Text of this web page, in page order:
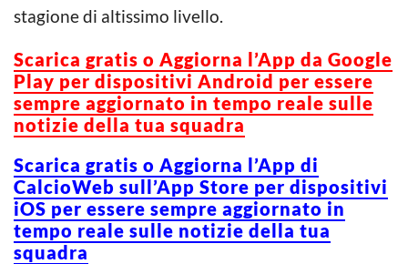
stagione di altissimo livello.
Scarica gratis o Aggiorna l’App da Google
Play per dispositivi Android per essere
sempre aggiornato in tempo reale sulle
notizie della tua squadra
Scarica gratis o Aggiorna l’App di
CalcioWeb sull’App Store per dispositivi
iOS per essere sempre aggiornato in
tempo reale sulle notizie della tua
squadra